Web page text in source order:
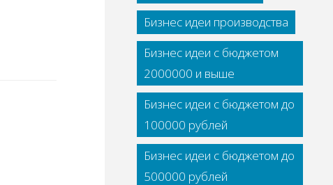
Бизнес идеи производства
Бизнес идеи с бюджетом
2000000 и выше
Бизнес идеи с бюджетом до
100000 рублей
Бизнес идеи с бюджетом до
500000 рублей